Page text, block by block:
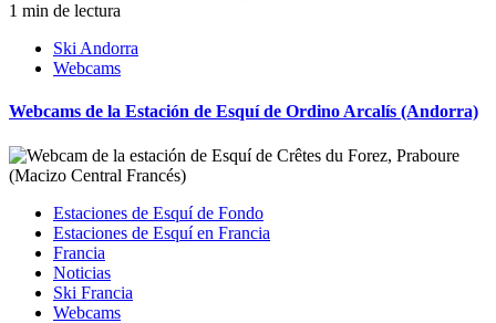
1 min de lectura
Ski Andorra
Webcams
Webcams de la Estación de Esquí de Ordino Arcalís (Andorra)
Estaciones de Esquí de Fondo
Estaciones de Esquí en Francia
Francia
Noticias
Ski Francia
Webcams